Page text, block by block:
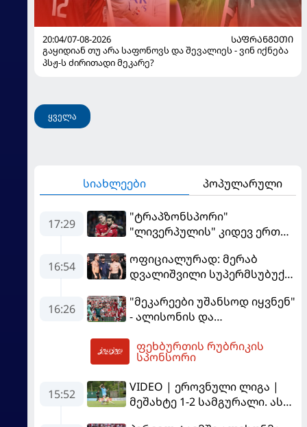
20:04/07-08-2026
ᲡᲐᲤᲠᲐᲜᲒᲔᲗᲘ
გაყიდიან თუ არა საფონოვს და შევალიეს - ვინ იქნება
პსჟ-ს ძირითადი მეკარე?
ყველა
სიახლეები პოპულარული
17:29
"ტრაპზონსპორი"
"ლივერპულის" კიდევ ერთ
16:54
ოფიციალურად: მერაბ
დვალიშვილი სუპერმსუბუქი
იანს დაუპირისპირდება
16:26
"მეკარეები უშანსოდ იყვნენ"
- ალისონის და
შეაფასეს
ფეხბურთის რუბრიკის
სპონსორი
15:52
VIDEO | ეროვნული ლიგა |
მეშახტე 1-2 სამგურალი. ასე